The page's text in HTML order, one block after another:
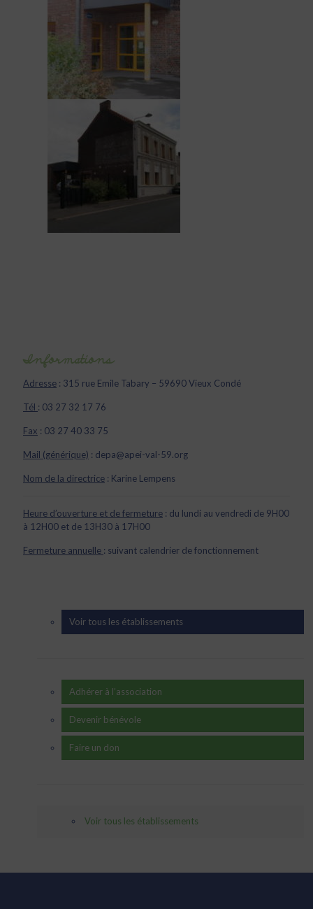
Informations
Adresse : 315 rue Emile Tabary – 59690 Vieux Condé
Tél : 03 27 32 17 76
Fax : 03 27 40 33 75
Mail (générique) : depa@apei-val-59.org
Nom de la directrice : Karine Lempens
Heure d’ouverture et de fermeture : du lundi au vendredi de 9H00
à 12H00 et de 13H30 à 17H00
Fermeture annuelle : suivant calendrier de fonctionnement
Voir tous les établissements
Adhérer à l’association
Devenir bénévole
Faire un don
Voir tous les établissements